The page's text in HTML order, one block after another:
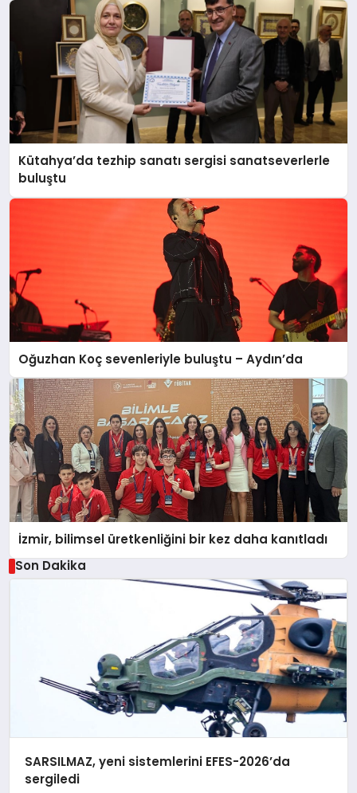
Kütahya’da tezhip sanatı sergisi sanatseverlerle
buluştu
Oğuzhan Koç sevenleriyle buluştu – Aydın’da
İzmir, bilimsel üretkenliğini bir kez daha kanıtladı
Son Dakika
SARSILMAZ, yeni sistemlerini EFES-2026’da
sergiledi